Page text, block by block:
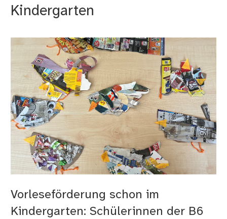
Kindergarten
Vorleseförderung schon im
Kindergarten: Schülerinnen der B6